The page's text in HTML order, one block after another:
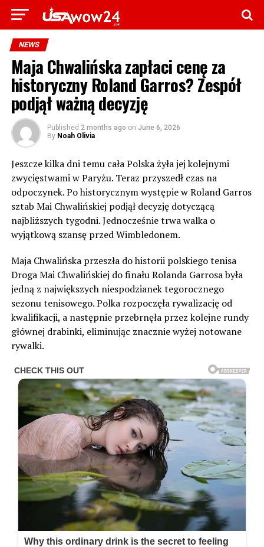
NEWS
Maja Chwalińska zapłaci cenę za
historyczny Roland Garros? Zespół
podjął ważną decyzję
Published 2 months ago on June 6, 2026
By Noah Olivia
Jeszcze kilka dni temu cała Polska żyła jej kolejnymi
zwycięstwami w Paryżu. Teraz przyszedł czas na
odpoczynek. Po historycznym występie w Roland Garros
sztab Mai Chwalińskiej podjął decyzję dotyczącą
najbliższych tygodni. Jednocześnie trwa walka o
wyjątkową szansę przed Wimbledonem.
Maja Chwalińska przeszła do historii polskiego tenisa
Droga Mai Chwalińskiej do finału Rolanda Garrosa była
jedną z największych niespodzianek tegorocznego
sezonu tenisowego. Polka rozpoczęła rywalizację od
kwalifikacji, a następnie przebrnęła przez kolejne rundy
głównej drabinki, eliminując znacznie wyżej notowane
rywalki.